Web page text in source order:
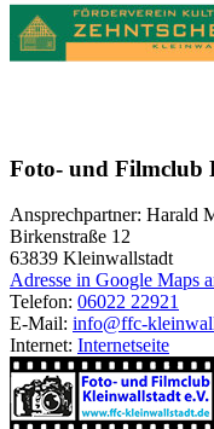
Foto- und Filmclub
Ansprechpartner: Harald
Birkenstraße 12
63839 Kleinwallstadt
Adresse in Google Maps
Telefon: 06022 22921
E-Mail: info@ffc-
Internet: Internetseite